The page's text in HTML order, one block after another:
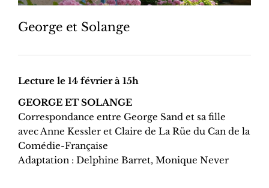
George et Solange
Lecture le 14 février à 15h
GEORGE ET SOLANGE
Correspondance entre George Sand et sa fille
avec Anne Kessler et Claire de La Rüe du Can de la
Comédie-Française
Adaptation : Delphine Barret, Monique Never